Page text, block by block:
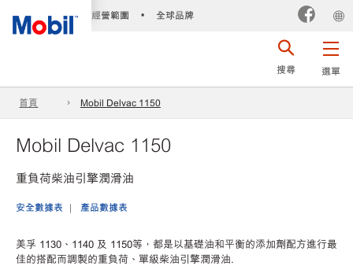
經營範圍 • 全球品牌
選單
搜尋
首頁 Mobil Delvac 1150
Mobil Delvac 1150
重負荷柴油引擎潤滑油
安全數據表 產品數據表
美孚 1130、1140 及 1150等，都是以基礎油和平衡的添加劑配方進行最
佳的搭配而調製的重負荷、單級柴油引擎潤滑油.